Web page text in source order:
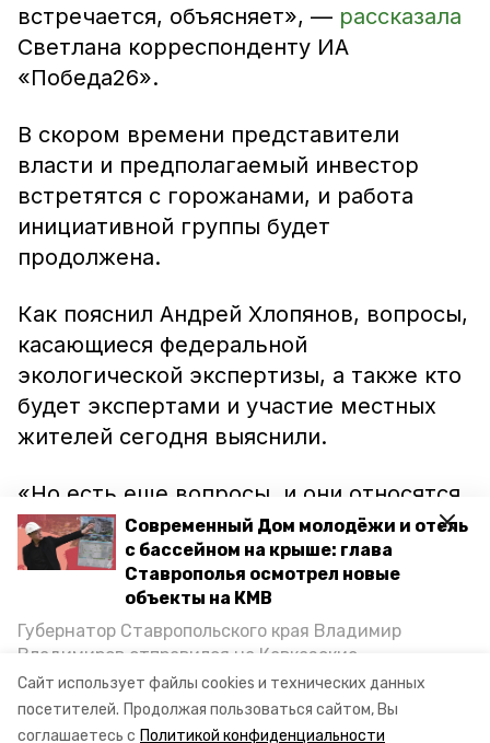
Сайт использует файлы cookies и технических данных
посетителей. Продолжая пользоваться сайтом, Вы
соглашаетесь с Политикой конфиденциальности
Современный Дом молодёжи и отель
с бассейном на крыше: глава
Ставрополья осмотрел новые
объекты на КМВ
Губернатор Ставропольского края Владимир
Владимиров отправился на Кавказские
Минеральные Воды, чтобы проинспектировать
строительство объектов в Кисловодске и
Минводах, а также выслушать предложения о
встречается, объясняет», — рассказала
Светлана корреспонденту ИА
«Победа26».
В скором времени представители
власти и предполагаемый инвестор
встретятся с горожанами, и работа
инициативной группы будет
продолжена.
Как пояснил Андрей Хлопянов, вопросы,
касающиеся федеральной
экологической экспертизы, а также кто
будет экспертами и участие местных
жителей сегодня выяснили.
«Но есть еще вопросы, и они относятся
к компетенциям Ростехнадзора и
Роспотребнадзора. Мы в скором
времени проведем для жителей
встречи с их специалистами, чтобы
снять все интересующие горожан
вопросы», — добавил глава
министерства.